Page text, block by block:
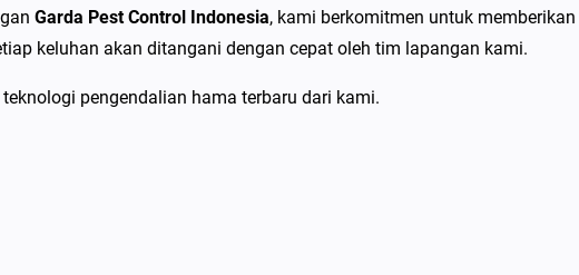
Garda Pest Control Indonesia, kami berkomitmen untuk memberikan
keluhan akan ditangani dengan cepat oleh tim lapangan kami.
pengendalian hama terbaru dari kami.